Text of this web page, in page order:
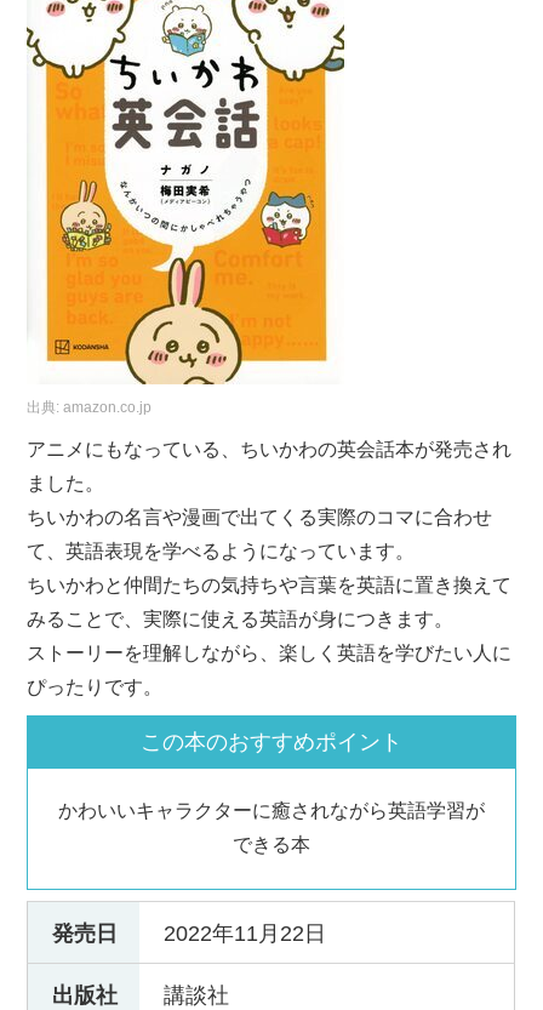
出典:amazon.co.jp
アニメにもなっている、ちいかわの英会話本が発売され
ました。
ちいかわの名言や漫画で出てくる実際のコマに合わせ
て、英語表現を学べるようになっています。
ちいかわと仲間たちの気持ちや言葉を英語に置き換えて
みることで、実際に使える英語が身につきます。
ストーリーを理解しながら、楽しく英語を学びたい人に
ぴったりです。
この本のおすすめポイント
かわいいキャラクターに癒されながら英語学習が
できる本
発売日 2022年11月22日
出版社 講談社